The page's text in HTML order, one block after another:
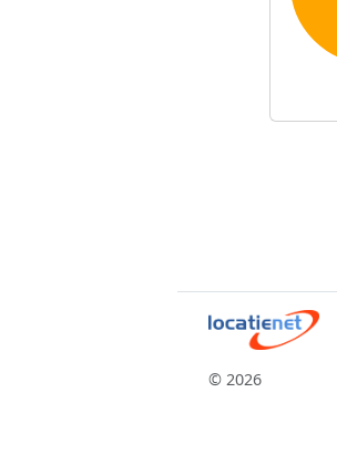
© 2026